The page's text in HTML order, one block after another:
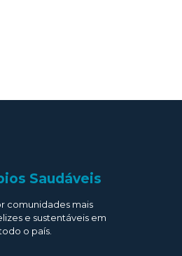
Saudáveis
comunidades mais
e sustentáveis em
o país.